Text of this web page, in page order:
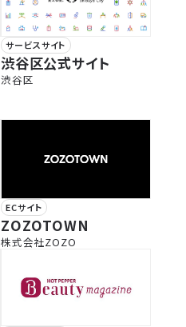
サービスサイト
渋谷区公式サイト
渋谷区
ECサイト
ZOZOTOWN
株式会社ZOZO